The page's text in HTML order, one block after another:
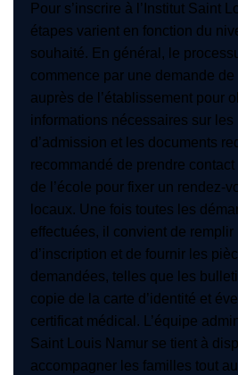
Pour s’inscrire à l’Institut Saint
étapes varient en fonction du
souhaité. En général, le
commence par une demande
auprès de l’établissement pour
informations nécessaires sur les
d’admission et les documents
recommandé de prendre
de l’école pour fixer un rendez-
locaux. Une fois toutes les
effectuées, il convient de remplir
d’inscription et de fournir les
demandées, telles que les
copie de la carte d’identité et
certificat médical. L’équipe
Saint Louis Namur se tient à
accompagner les familles tout